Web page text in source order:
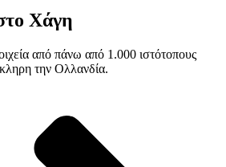
Χάγη
από πάνω από 1.000 ιστότοπους
την Ολλανδία.